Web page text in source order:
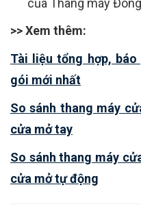
của Thang máy
>> Xem thêm:
Tài liệu tổng hợp,
gói mới nhất
So sánh thang máy
cửa mở tay
So sánh thang máy
cửa mở tự động